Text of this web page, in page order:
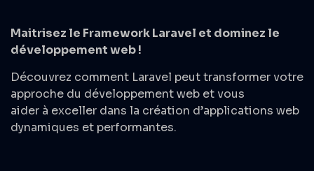
Maitrisez le Framework Laravel et dominez le
développement web !
Découvrez comment Laravel peut transformer votre
approche du développement web et vous
aider à exceller dans la création d’applications web
dynamiques et performantes.